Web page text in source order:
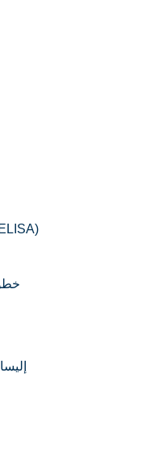
Sf9 HCP ELISA Kit (خطوة واحدة ELISA)